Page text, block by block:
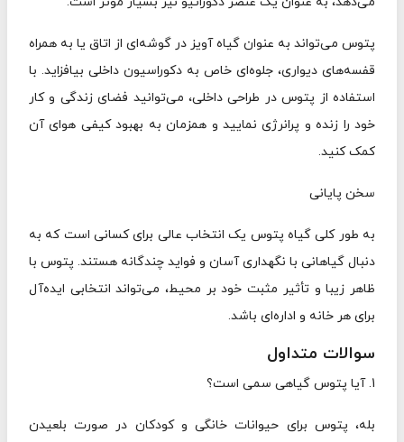
پتوس می‌تواند به عنوان گیاه آویز در گوشه‌ای از اتاق یا به همراه
قفسه‌های دیواری، جلوه‌ای خاص به دکوراسیون داخلی بیافزاید. با
استفاده از پتوس در طراحی داخلی، می‌توانید فضای زندگی و کار
خود را زنده و پرانرژی نمایید و همزمان به بهبود کیفی هوای آن
کمک کنید.
سخن پایانی
به طور کلی گیاه پتوس یک انتخاب عالی برای کسانی است که به
دنبال گیاهانی با نگهداری آسان و فواید چندگانه هستند. پتوس با
ظاهر زیبا و تأثیر مثبت خود بر محیط، می‌تواند انتخابی ایده‌آل
برای هر خانه و اداره‌ای باشد.
سوالات متداول
1. آیا پتوس گیاهی سمی است؟
بله، پتوس برای حیوانات خانگی و کودکان در صورت بلعیدن